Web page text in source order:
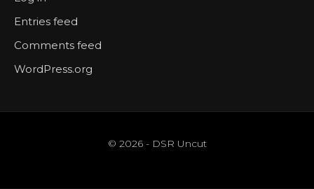
Entries feed
Comments feed
WordPress.org
© 2026 - DSR Uncut